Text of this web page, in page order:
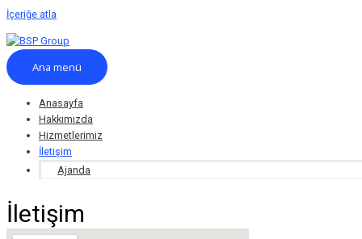
İçeriğe atla
Ana menü
Anasayfa
Hakkımızda
Hizmetlerimiz
İletişim
Ajanda
İletişim